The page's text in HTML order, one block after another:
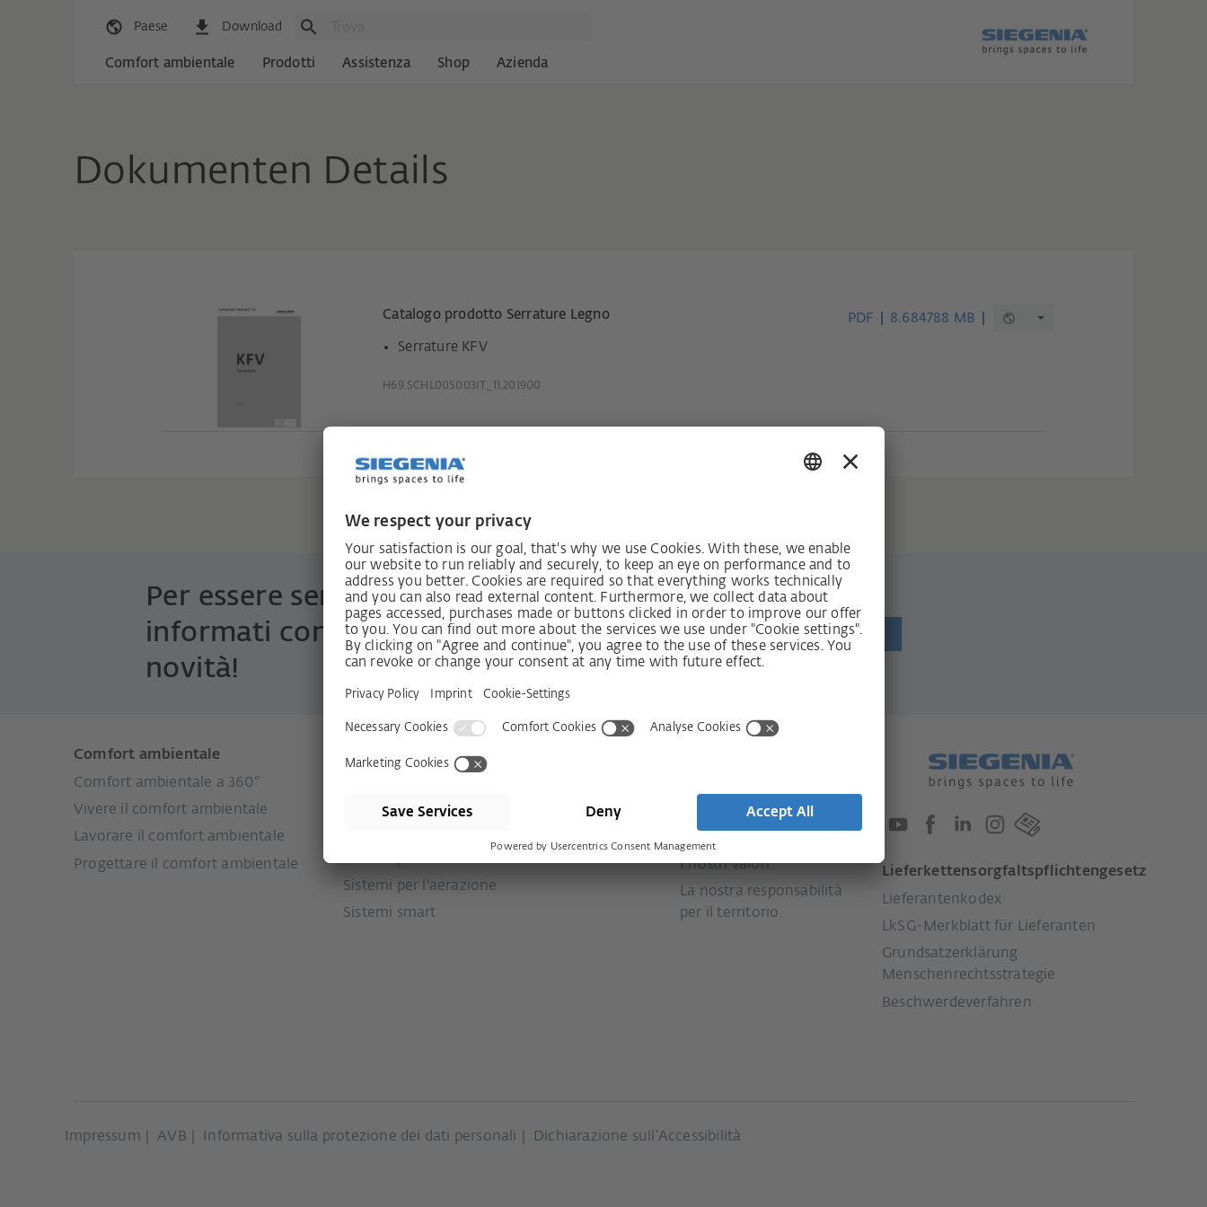
Paese Download
Comfort ambientale Prodotti Assistenza Shop Azienda
Dokumenten Details
Catalogo prodotto Serrature Legno
Serrature KFV
H69.SCHL00S003IT_11.201900
PDF 8.684788 MB
Per essere sempre
informati con le ultime
novità!
Ricevi la newsletter
Comfort ambientale
Comfort ambientale a 360°
Vivere il comfort ambientale
Lavorare il comfort ambientale
Progettare il comfort ambientale
Prodotti
Sistemi per porte di
Sistemi per l'aerazione
Sistemi smart
Assistenza
Downloads
I nostri valori
La nostra responsabilità
per il territorio.
Lieferkettensorgfaltspflichtengesetz
Lieferantenkodex
LkSG-Merkblatt für Lieferanten
Grundsatzerklärung
Menschenrechtsstrategie
Beschwerdeverfahren
Impressum AVB Informativa sulla protezione dei dati personali Dichiarazione sull‘Accessibilità